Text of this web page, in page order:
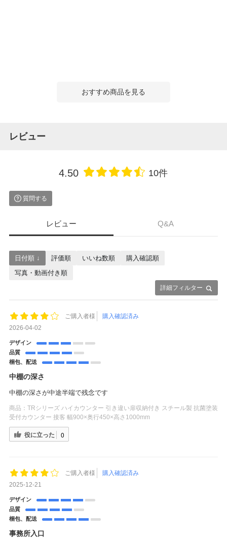
おすすめ商品を見る
レビュー
4.50 10件
質問する
レビュー Q&A
詳細フィルター
日付順 ↓ 評価順 いいね数順
購入確認順
写真・動画付き順
ご購入者様
購入確認済み
2026-04-02
デザイン
品質
梱包、配送
中棚の深さ
中棚の深さが中途半端で残念です
商品： TRシリーズ ハイカウンター 引き違い扉収納付き スチール製 抗菌塗装
受付カウンター 接客 幅900×奥行450×高さ1000mm
役に立った 0
ご購入者様
購入確認済み
2025-12-21
デザイン
品質
梱包、配送
事務所入口